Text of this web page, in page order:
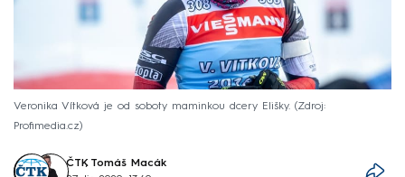
Veronika Vítková je od soboty maminkou dcery Elišky.
Zdroj:
Profimedia.cz
ČTK, Tomáš Macák